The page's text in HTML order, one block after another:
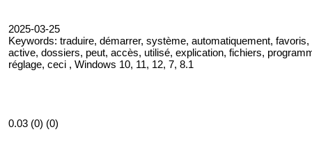
2025-03-25
Keywords: traduire, démarrer, système, automatiquement,
active, dossiers, peut, accès, utilisé, explication, fichiers,
réglage, ceci , Windows 10, 11, 12, 7, 8.1
0.03 (0) (0)